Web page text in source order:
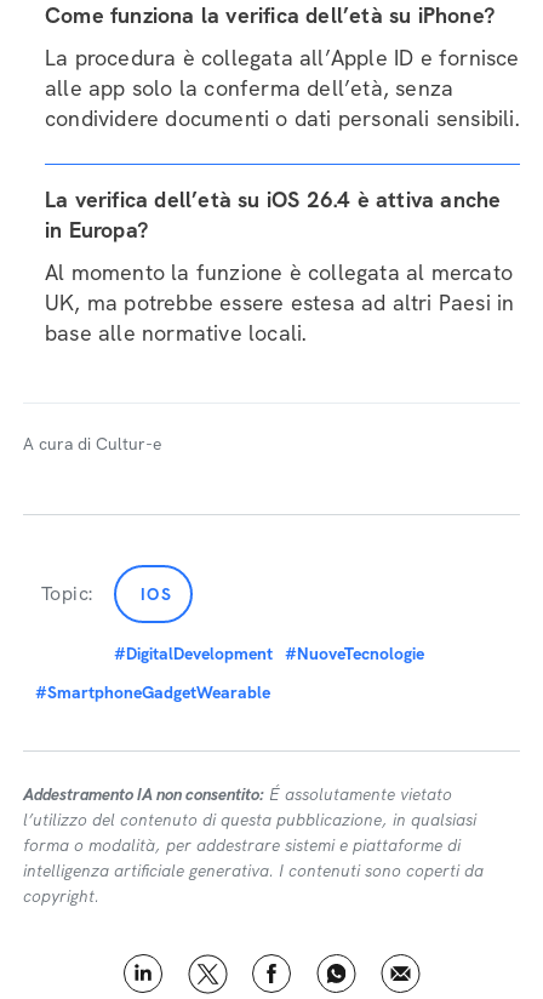
Come funziona la verifica dell’età su iPhone?
La procedura è collegata all’Apple ID e fornisce
alle app solo la conferma dell’età, senza
condividere documenti o dati personali sensibili.
La verifica dell’età su iOS 26.4 è attiva anche
in Europa?
Al momento la funzione è collegata al mercato
UK, ma potrebbe essere estesa ad altri Paesi in
base alle normative locali.
A cura di Cultur-e
Topic: IOS
#DigitalDevelopment #NuoveTecnologie
#SmartphoneGadgetWearable
Addestramento IA non consentito: É assolutamente vietato
l’utilizzo del contenuto di questa pubblicazione, in qualsiasi
forma o modalità, per addestrare sistemi e piattaforme di
intelligenza artificiale generativa. I contenuti sono coperti da
copyright.